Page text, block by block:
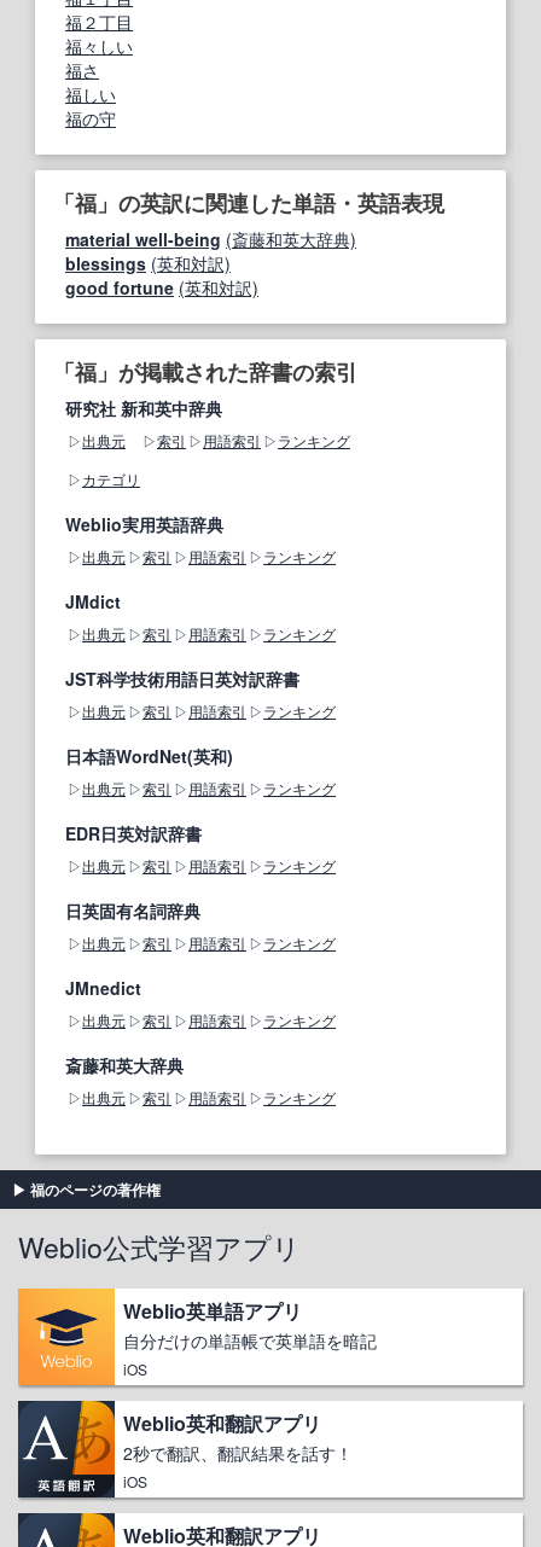
福２丁目
福々しい
福さ
福しい
福の守
「福」の英訳に関連した単語・英語表現
material well-being (斎藤和英大辞典)
blessings (英和対訳)
good fortune (英和対訳)
「福」が掲載された辞書の索引
研究社 新和英中辞典
出典元 索引 用語索引
ランキング
カテゴリ
Weblio実用英語辞典
出典元 索引 用語索引 ランキング
JMdict
出典元 索引 用語索引 ランキング
JST科学技術用語日英対訳辞書
出典元 索引 用語索引 ランキング
日本語WordNet(英和)
出典元 索引 用語索引 ランキング
EDR日英対訳辞書
出典元 索引 用語索引 ランキング
日英固有名詞辞典
出典元 索引 用語索引 ランキング
JMnedict
出典元 索引 用語索引 ランキング
斎藤和英大辞典
出典元 索引 用語索引 ランキング
福のページの著作権
Weblio公式学習アプリ
Weblio英単語アプリ
自分だけの単語帳で英単語を暗記
iOS
Weblio英和翻訳アプリ
2秒で翻訳、翻訳結果を話す！
iOS
Weblio英和翻訳アプリ